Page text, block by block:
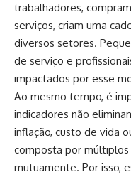
trabalhadores,
serviços, criam uma
diversos setores.
de serviço e
impactados por esse
Ao mesmo tempo, é
indicadores não
inflação, custo de vida
composta por
mutuamente. Por isso,